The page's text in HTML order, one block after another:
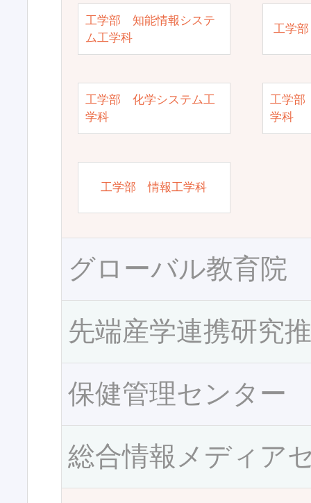
工学部 知能情報システ
ム工学科
工学
工学部 化学システム工
学科
工学部
学科
工学部 情報工学科
グローバル教育院
先端産学連携研究
保健管理センター
総合情報メディア